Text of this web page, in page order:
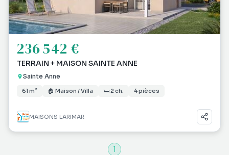
236 542 €
TERRAIN + MAISON SAINTE ANNE
Sainte Anne
61 m² 🏠 Maison / Villa 🛏 2 ch. 4 pièces
MAISONS LARIMAR
1